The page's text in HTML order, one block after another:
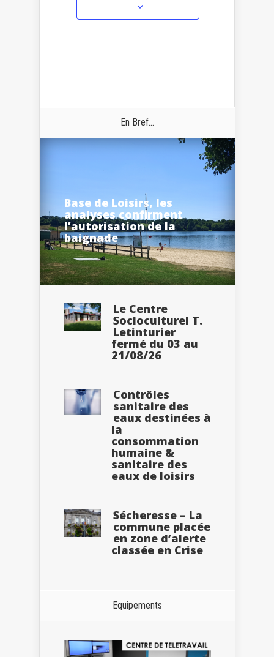
En Bref...
Base de Loisirs, les
analyses confirment
l’autorisation de la
baignade
Le Centre
Socioculturel T.
Letinturier
fermé du 03 au
21/08/26
Contrôles
sanitaire des
eaux destinées à
la
consommation
humaine &
sanitaire des
eaux de loisirs
Sécheresse – La
commune placée
en zone d’alerte
classée en Crise
Equipements